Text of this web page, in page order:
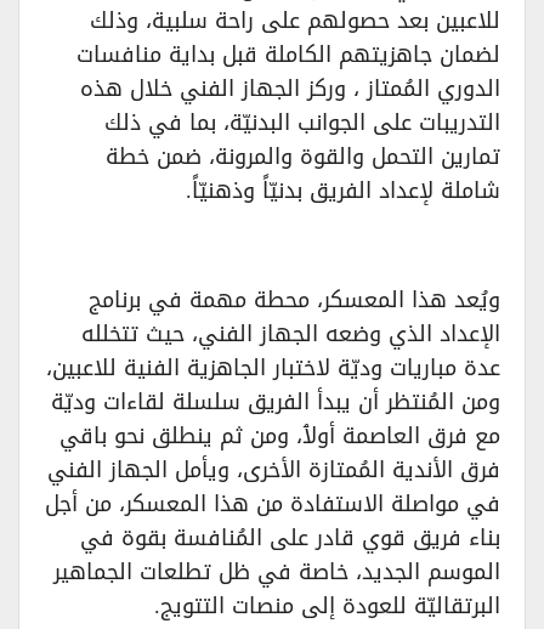
للاعبين بعد حصولهم على راحة سلبية، وذلك
لضمان جاهزيتهم الكاملة قبل بداية منافسات
الدوري المُمتاز ، وركز الجهاز الفني خلال هذه
التدريبات على الجوانب البدنيّة، بما في ذلك
تمارين التحمل والقوة والمرونة، ضمن خطة
شاملة لإعداد الفريق بدنيّاً وذهنيّاً.
ويُعد هذا المعسكر، محطة مهمة في برنامج
الإعداد الذي وضعه الجهاز الفني، حيث تتخلله
عدة مباريات وديّة لاختبار الجاهزية الفنية للاعبين،
ومن المُنتظر أن يبدأ الفريق سلسلة لقاءات وديّة
مع فرق العاصمة أولٱ، ومن ثم ينطلق نحو باقي
فرق الأندية المُمتازة الأخرى، ويأمل الجهاز الفني
في مواصلة الاستفادة من هذا المعسكر، من أجل
بناء فريق قوي قادر على المُنافسة بقوة في
الموسم الجديد، خاصة في ظل تطلعات الجماهير
البرتقاليّة للعودة إلى منصات التتويج.